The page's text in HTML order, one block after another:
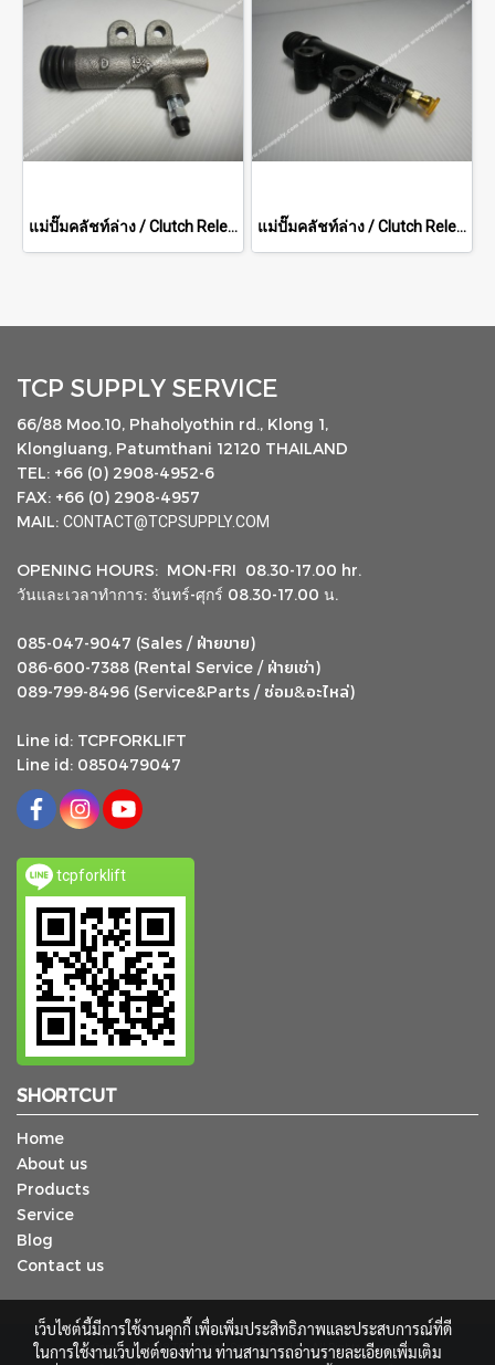
แม่ปั๊มคลัชท์ล่าง / Clutch Release Cylinders TOYOTA series 5,6 แม่ปั๊มคลัชท์ล่าง / Clutch Release Cylinders TOYOTA 10mm
TCP SUPPLY SERVICE
66/88 Moo.10, Phaholyothin rd., Klong 1,
Klongluang, Patumthani 12120 THAILAND
TEL: +66 (0) 2908-4952-6
FAX: +66 (0) 2908-4957
MAIL: CONTACT@TCPSUPPLY.COM
OPENING HOURS: MON-FRI 08.30-17.00 hr.
วันและเวลาทำการ: จันทร์-ศุกร์ 08.30-17.00 น.
085-047-9047 (Sales / ฝ่ายขาย)
086-600-7388 (Rental Service / ฝ่ายเช่า)
089-799-8496 (Service&Parts / ซ่อม&อะไหล่)
Line id: TCPFORKLIFT
Line id: 0850479047
tcpforklift
SHORTCUT
Home
About us
Products
Service
Blog
Contact us
© Copyright 2018 TCP Supply Service Co., Ltd. All Rights Reserved.
เว็บไซต์นี้มีการใช้งานคุกกี้ เพื่อเพิ่มประสิทธิภาพและประสบการณ์ที่ดี
ในการใช้งานเว็บไซต์ของท่าน ท่านสามารถอ่านรายละเอียดเพิ่มเติม